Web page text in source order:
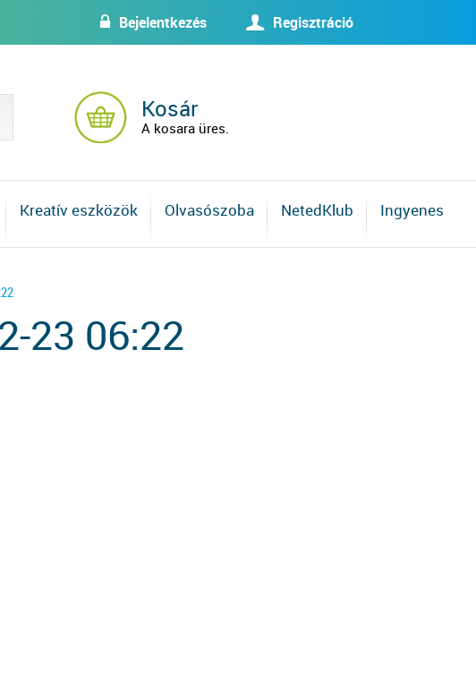
w Bejelentkezés U Regisztráció
Kosár
A kosara üres.
Kreatív eszközök Olvasószoba NetedKlub Ingyenes
23 06:22